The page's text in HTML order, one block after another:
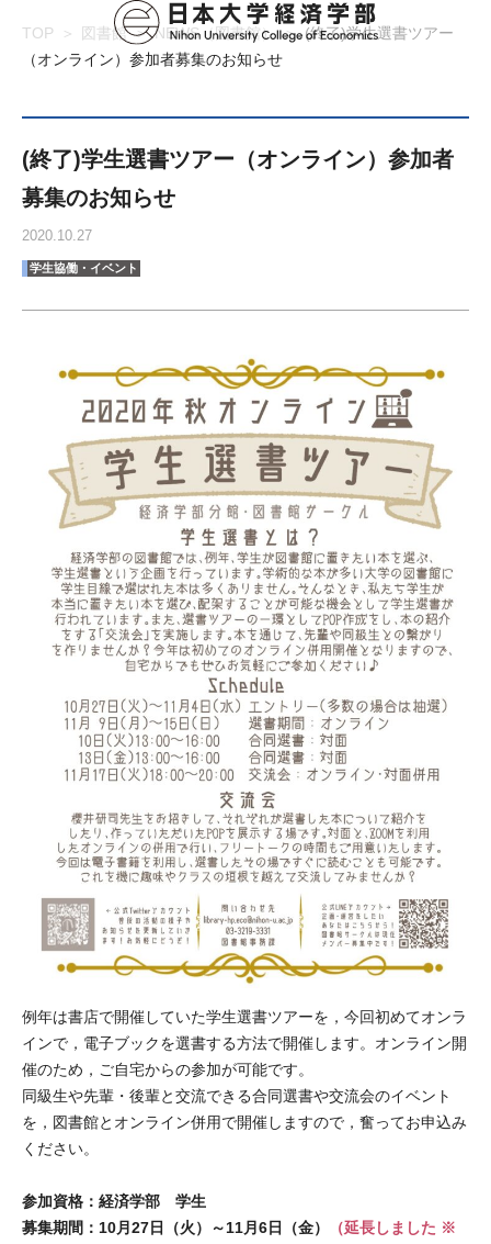
TOP 図書館 NEWS（図書館）
(終了)学生選書ツアー
（オンライン）参加者募集のお知らせ
(終了)学生選書ツアー（オンライン）参加者
募集のお知らせ
2020.10.27
学生協働・イベント
例年は書店で開催していた学生選書ツアーを，今回初めてオンラ
インで，電子ブックを選書する方法で開催します。オンライン開
催のため，ご自宅からの参加が可能です。
同級生や先輩・後輩と交流できる合同選書や交流会のイベント
を，図書館とオンライン併用で開催しますので，奮ってお申込み
ください。
参加資格：経済学部 学生
募集期間：10月27日（火）～11月6日（金）
（延長しました ※